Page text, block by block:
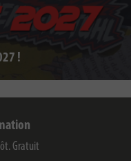
!
Gratuit